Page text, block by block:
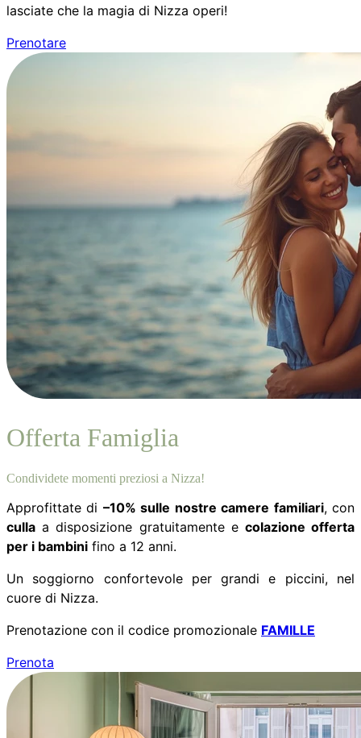
lasciate che la magia di Nizza operi!
Prenotare
Offerta Famiglia
Condividete momenti preziosi a Nizza!
Approfittate di –10% sulle nostre camere familiari, con
culla a disposizione gratuitamente e colazione offerta
per i bambini fino a 12 anni.
Un soggiorno confortevole per grandi e piccini, nel
cuore di Nizza.
Prenotazione con il codice promozionale FAMILLE
Prenota